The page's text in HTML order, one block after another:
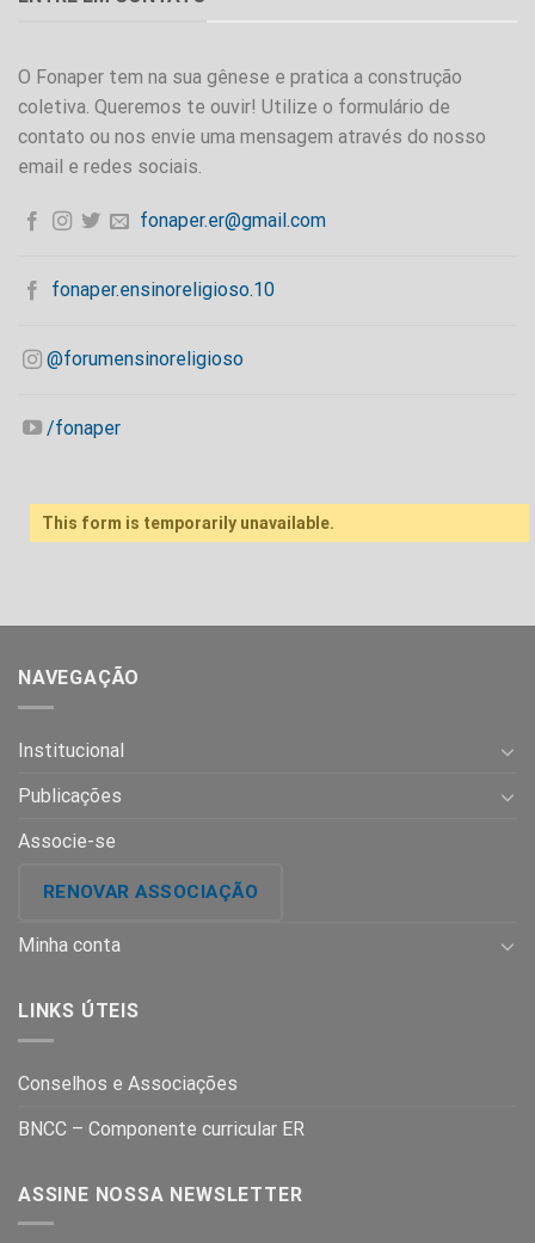
O Fonaper tem na sua gênese e pratica a construção
coletiva. Queremos te ouvir! Utilize o formulário de
contato ou nos envie uma mensagem através do nosso
email e redes sociais.
fonaper.er@gmail.com
fonaper.ensinoreligioso.10
@forumensinoreligioso
/fonaper
This form is temporarily unavailable.
NAVEGAÇÃO
Institucional
Publicações
Associe-se
RENOVAR ASSOCIAÇÃO
Minha conta
LINKS ÚTEIS
Conselhos e Associações
BNCC – Componente curricular ER
ASSINE NOSSA NEWSLETTER